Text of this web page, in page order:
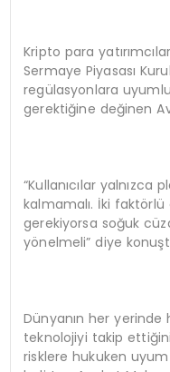
Kripto para
Sermaye Piyasası
regülasyonlara
gerektiğine değinen
“Kullanıcılar yalnızca
kalmamalı. İki
gerekiyorsa soğuk
yönelmeli” diye
Dünyanın her yerinde
teknolojiyi takip
risklere hukuken uyum